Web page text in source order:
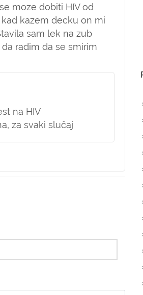
moze dobiti HIV od
kazem decku on mi
sam lek na zub
radim da se smirim
na HIV
za svaki slučaj